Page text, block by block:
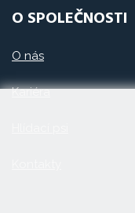
O SPOLEČNOSTI
O nás
Kariéra